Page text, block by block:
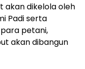
akan dikelola oleh
Padi serta
petani,
akan dibangun